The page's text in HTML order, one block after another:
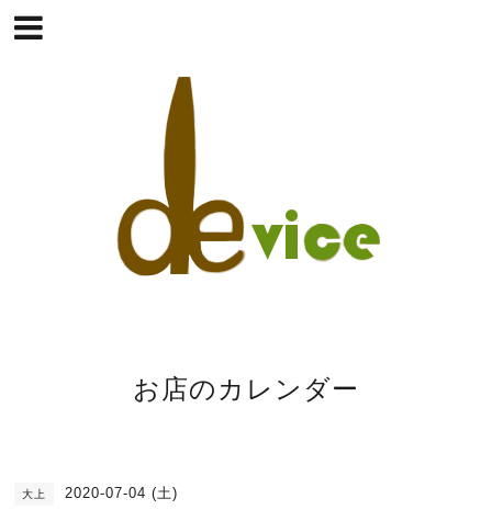
お店のカレンダー
大上 2020-07-04 (土)